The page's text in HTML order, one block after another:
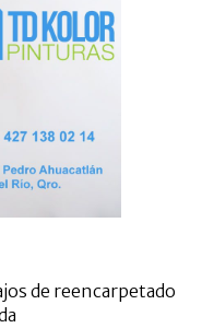
de reencarpetado